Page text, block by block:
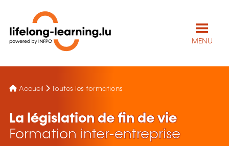
MENU
Accueil Toutes les formations
La législation de fin de vie
Formation inter-entreprise